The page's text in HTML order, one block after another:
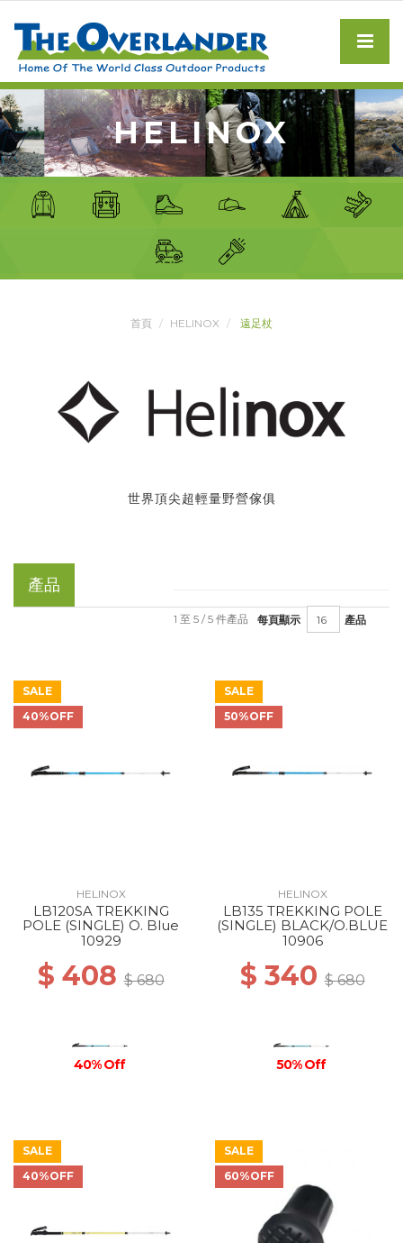
HELINOX
首頁 HELINOX 遠足杖
世界頂尖超輕量野營傢俱
產品
每頁顯示 產品
1 至 5 / 5 件產品
SALE
40%OFF
HELINOX
LB120SA TREKKING
POLE (SINGLE) O. Blue
10929
$ 408$ 680
40% Off
SALE
50%OFF
HELINOX
LB135 TREKKING POLE
(SINGLE) BLACK/O.BLUE
10906
$ 340$ 680
50% Off
SALE
40%OFF
SALE
60%OFF